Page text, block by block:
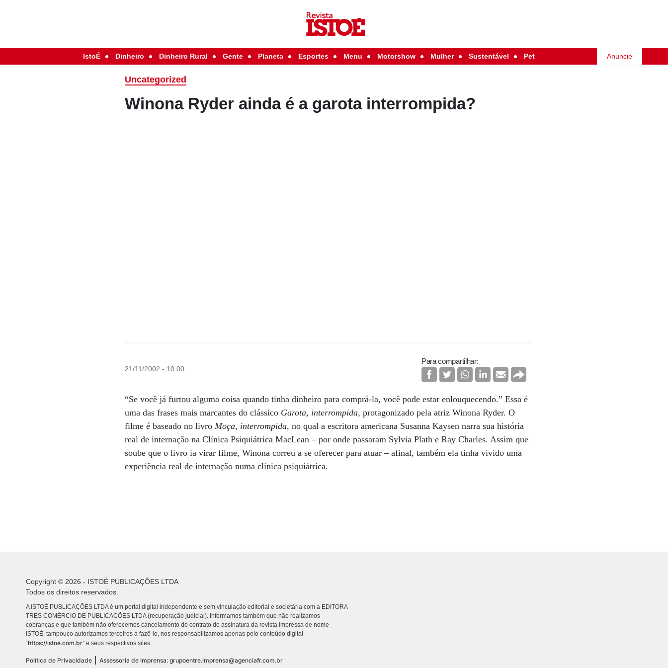
IstoÉ Dinheiro Dinheiro Rural Gente Planeta Esportes Menu Motorshow Mulher Sustentável Pet Anuncie
Uncategorized
Winona Ryder ainda é a garota interrompida?
21/11/2002 - 10:00
Para compartilhar:
“Se você já furtou alguma coisa quando tinha dinheiro para comprá-la, você pode estar enlouquecendo.” Essa é
uma das frases mais marcantes do clássico Garota, interrompida, protagonizado pela atriz Winona Ryder. O
filme é baseado no livroMoça, interrompida, no qual a escritora americana Susanna Kaysen narra sua história
real de internação na Clínica Psiquiátrica MacLean – por onde passaram Sylvia Plath e Ray Charles. Assim que
soube que o livro ia virar filme, Winona correu a se oferecer para atuar – afinal, também ela tinha vivido uma
experiência real de internação numa clínica psiquiátrica.
Copyright © 2026 - ISTOÉ PUBLICAÇÕES LTDA
Todos os direitos reservados.
A ISTOÉ PUBLICAÇÕES LTDA é um portal digital independente e sem vinculação editorial e societária com a EDITORA
TRES COMÉRCIO DE PUBLICACÕES LTDA (recuperação judicial). Informamos também que não realizamos
cobranças e que também não oferecemos cancelamento do contrato de assinatura da revista impressa de nome
ISTOÉ, tampouco autorizamos terceiros a fazê-lo, nos responsabilizamos apenas pelo conteúdo digital
“https://istoe.com.br” e seus respectivos sites.
Política de Privacidade Assessoria de Imprensa: grupoentre.imprensa@agenciafr.com.br